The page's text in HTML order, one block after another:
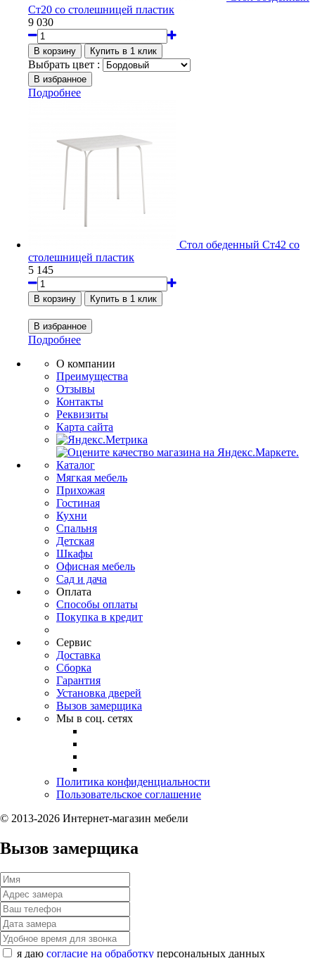
Ст20 со столешницей пластик
9 030
Выбрать цвет :
Подробнее
Стол обеденный Ст42 со
столешницей пластик
5 145
Подробнее
О компании
Преимущества
Отзывы
Контакты
Реквизиты
Карта сайта
Каталог
Мягкая мебель
Прихожая
Гостиная
Кухни
Спальня
Детская
Шкафы
Офисная мебель
Сад и дача
Оплата
Способы оплаты
Покупка в кредит
Сервис
Доставка
Сборка
Гарантия
Установка дверей
Вызов замерщика
Мы в соц. сетях
Политика конфиденциальности
Пользовательское соглашение
© 2013-2026 Интернет-магазин мебели
Вызов замерщика
я даю согласие на обработку персональных данных